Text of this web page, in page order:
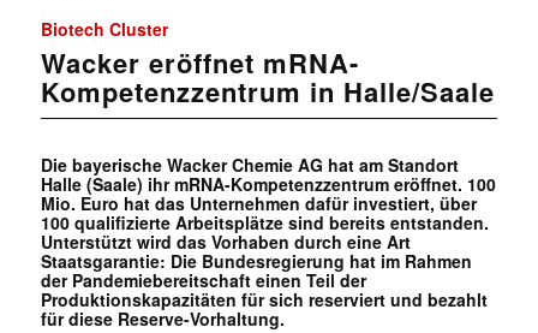
Biotech Cluster
Wacker eröffnet mRNA-
Kompetenzzentrum in Halle/Saale
Die bayerische Wacker Chemie AG hat am Standort
Halle (Saale) ihr mRNA-Kompetenzzentrum eröffnet. 100
Mio. Euro hat das Unternehmen dafür investiert, über
100 qualifizierte Arbeitsplätze sind bereits entstanden.
Unterstützt wird das Vorhaben durch eine Art
Staatsgarantie: Die Bundesregierung hat im Rahmen
der Pandemiebereitschaft einen Teil der
Produktionskapazitäten für sich reserviert und bezahlt
für diese Reserve-Vorhaltung.